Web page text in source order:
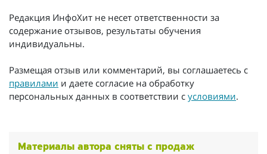
Редакция ИнфоХит не несет ответственности за
содержание отзывов, результаты обучения
индивидуальны.
Размещая отзыв или комментарий, вы соглашаетесь с
правилами и даете согласие на обработку
персональных данных в соответствии с условиями.
Материалы автора сняты с продаж